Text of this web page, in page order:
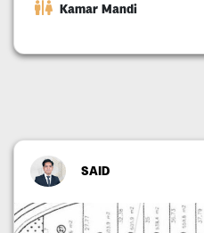
Kamar Mandi
SAID